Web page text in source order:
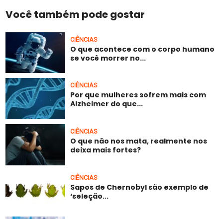
Você também pode gostar
CIÊNCIAS
O que acontece com o corpo humano
se você morrer no...
CIÊNCIAS
Por que mulheres sofrem mais com
Alzheimer do que...
CIÊNCIAS
O que não nos mata, realmente nos
deixa mais fortes?
CIÊNCIAS
Sapos de Chernobyl são exemplo de
‘seleção...